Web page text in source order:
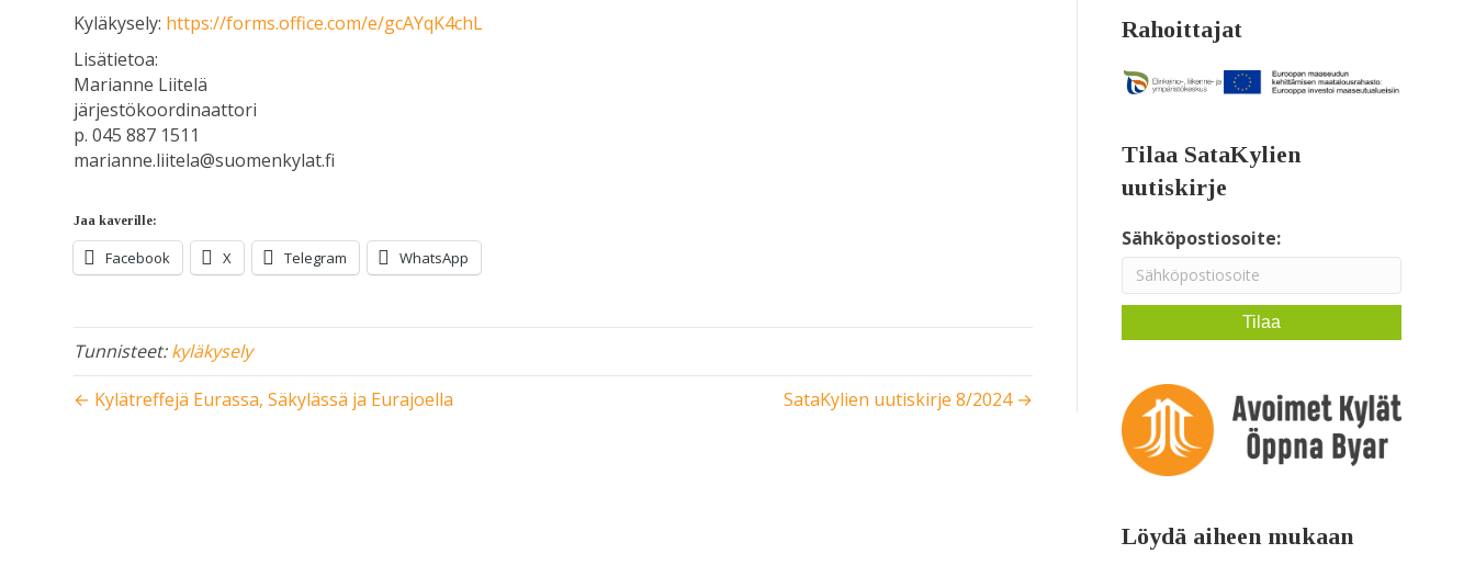
Kyläkysely: https://forms.office.com/e/gcAYqK4chL
Lisätietoa:
Marianne Liitelä
järjestökoordinaattori
p. 045 887 1511
marianne.liitela@suomenkylat.fi
Jaa kaverille:
Facebook X Telegram WhatsApp
Tunnisteet:kyläkysely
← Kylätreffejä Eurassa, Säkylässä ja Eurajoella
SataKylien uutiskirje 8/2024 →
Rahoittajat
Tilaa SataKylien
uutiskirje
Sähköpostiosoite:
Löydä aiheen mukaan